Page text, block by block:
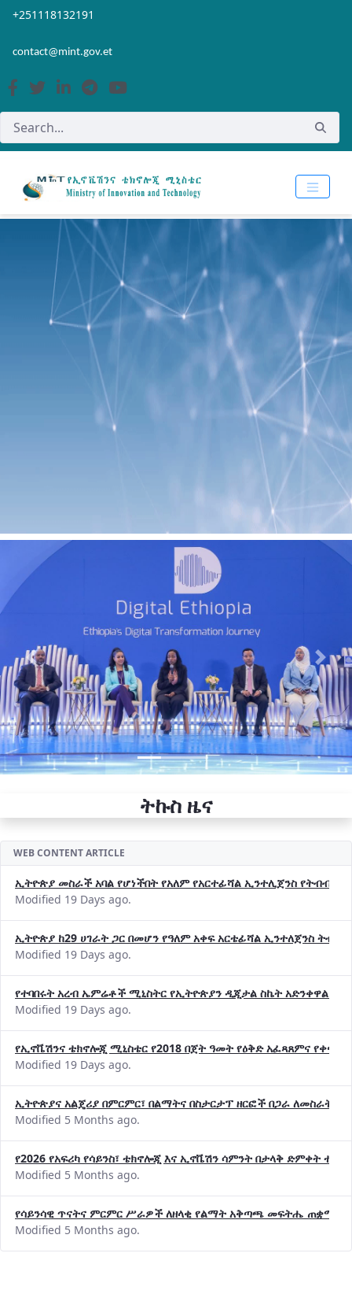
Skip to Main Content
Open Accessibility Menu
+251118132191
contact@mint.gov.et
Previous Next
ትኩስ ዜና
ኢትዮጵያ መስራች አባል የሆነችበት የአለም የአርተፊሻል ኢንተሊጀንስ የትብብር
Modified 19 Days ago.
ኢትዮጵያ ከ29 ሀገራት ጋር በመሆን የዓለም አቀፍ አርቴፊሻል ኢንተለጀንስ
Modified 19 Days ago.
የተባበሩት አረብ ኤምሬቶች ሚኒስትር የኢትዮጵያን ዲጂታል ስኬት አድንቀዋል
Modified 19 Days ago.
የኢኖቬሽንና ቴክኖሎጂ ሚኒስቴር የ2018 በጀት ዓመት የዕቅድ አፈጻጸምና
Modified 19 Days ago.
ኢትዮጵያና አልጄሪያ በምርምር፣ በልማትና በስታርታፕ ዘርፎች በጋራ ለመስራት
Modified 5 Months ago.
የ2026 የአፍሪካ የሳይንስ፣ ቴክኖሎጂ እና ኢኖቬሽን ሳምንት በታላቅ ድምቀት
Modified 5 Months ago.
የሳይንሳዊ ጥናትና ምርምር ሥራዎች ለዘላቂ የልማት አቅጣጫ መፍትሔ ጠቋሚ
Modified 5 Months ago.